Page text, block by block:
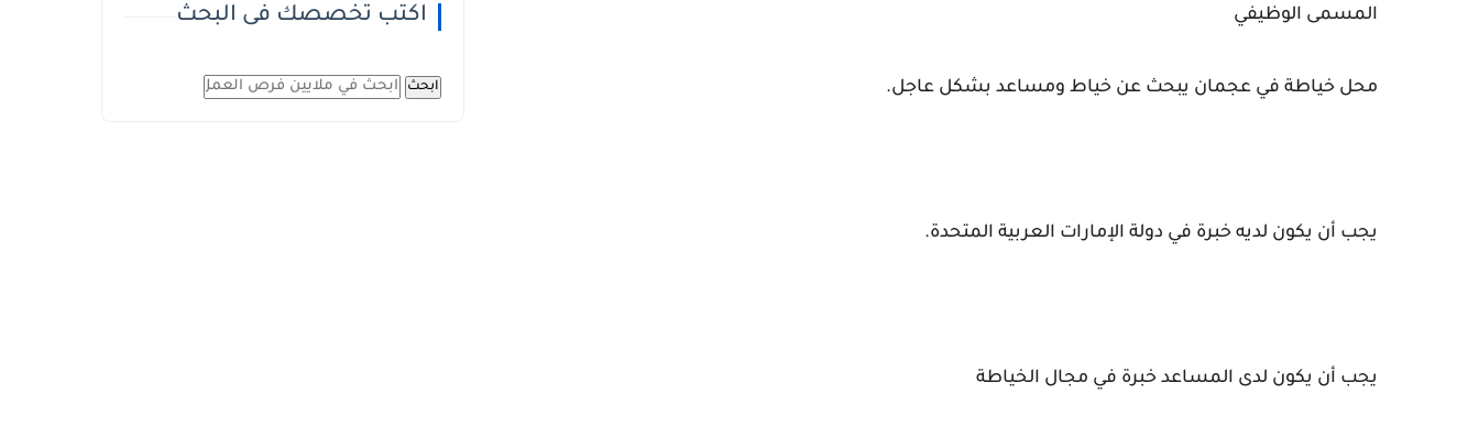
المسمى الوظيفي
محل خياطة في عجمان يبحث عن خياط ومساعد بشكل عاجل.
يجب أن يكون لديه خبرة في دولة الإمارات العربية المتحدة.
يجب أن يكون لدى المساعد خبرة في مجال الخياطة
اكتب تخصصك فى البحث
ابحث